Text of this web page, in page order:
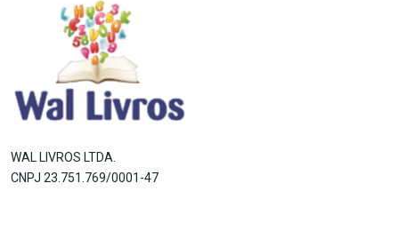
WAL LIVROS LTDA.
CNPJ 23.751.769/0001-47